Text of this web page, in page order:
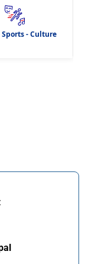
:
Sports - Culture